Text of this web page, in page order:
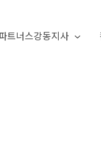
트너스강동지사